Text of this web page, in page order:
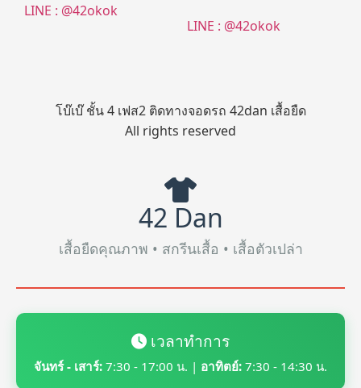
LINE : @42okok
LINE : @42okok
โบ๊เบ๊ ชั้น 4 เฟส2 ติดทางจอดรถ 42dan เสื้อยืด
All rights reserved
42 Dan
เสื้อยืดคุณภาพ • สกรีนเสื้อ • เสื้อตัวเปล่า
เวลาทำการ
จันทร์ - เสาร์: 7:30 - 17:00 น. | อาทิตย์: 7:30 - 14:30 น.